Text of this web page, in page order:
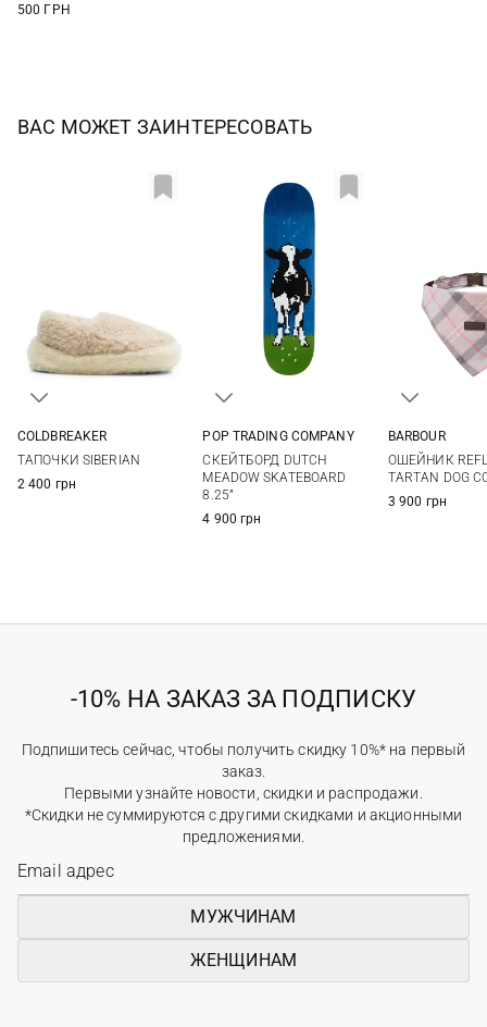
500 ГРН
ВАС МОЖЕТ ЗАИНТЕРЕСОВАТЬ
COLDBREAKER
ТАПОЧКИ SIBERIAN
2 400 грн
POP TRADING COMPANY
СКЕЙТБОРД DUTCH
MEADOW SKATEBOARD
8.25”
4 900 грн
BARBOUR
ОШЕЙНИК
TARTAN DOG
3 900 грн
-10% НА ЗАКАЗ ЗА ПОДПИСКУ
Подпишитесь сейчас, чтобы получить скидку 10%* на первый
заказ.
Первыми узнайте новости, скидки и распродажи.
*Скидки не суммируются с другими скидками и акционными
предложениями.
МУЖЧИНАМ
ЖЕНЩИНАМ